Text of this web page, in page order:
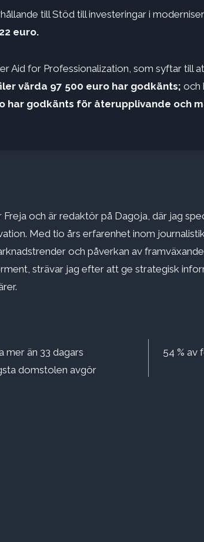
till Stöd till investeringar i
euro.
Aid for Professionalization, som syftar till
värda 97 500 euro har godkänts; och
har godkänts för återupplivande och
Freja och är redaktör på Dagoja, där jag
Med tio års erfarenhet inom
och påverkan av
strävar jag efter att ge strategisk
mer än 33 dagars
domstolen avgör
54 % av